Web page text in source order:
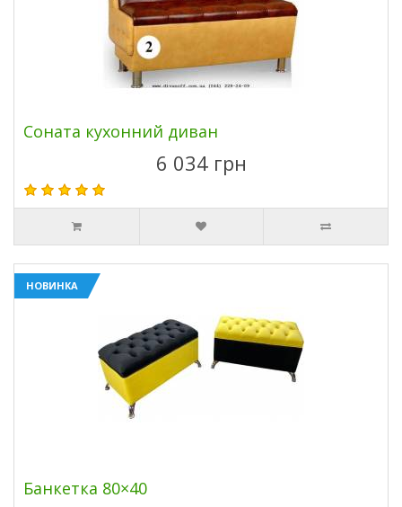
Соната кухонний диван
6 034 грн
НОВИНКА
Банкетка 80×40